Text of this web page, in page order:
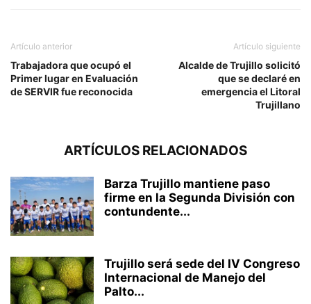
Artículo anterior
Trabajadora que ocupó el
Primer lugar en Evaluación
de SERVIR fue reconocida
Artículo siguiente
Alcalde de Trujillo solicitó
que se declaré en
emergencia el Litoral
Trujillano
ARTÍCULOS RELACIONADOS
Barza Trujillo mantiene paso
firme en la Segunda División con
contundente...
Trujillo será sede del IV Congreso
Internacional de Manejo del
Palto...